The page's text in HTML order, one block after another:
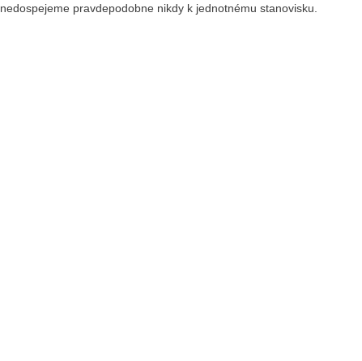
nedospejeme pravdepodobne nikdy k jednotnému stanovisku.